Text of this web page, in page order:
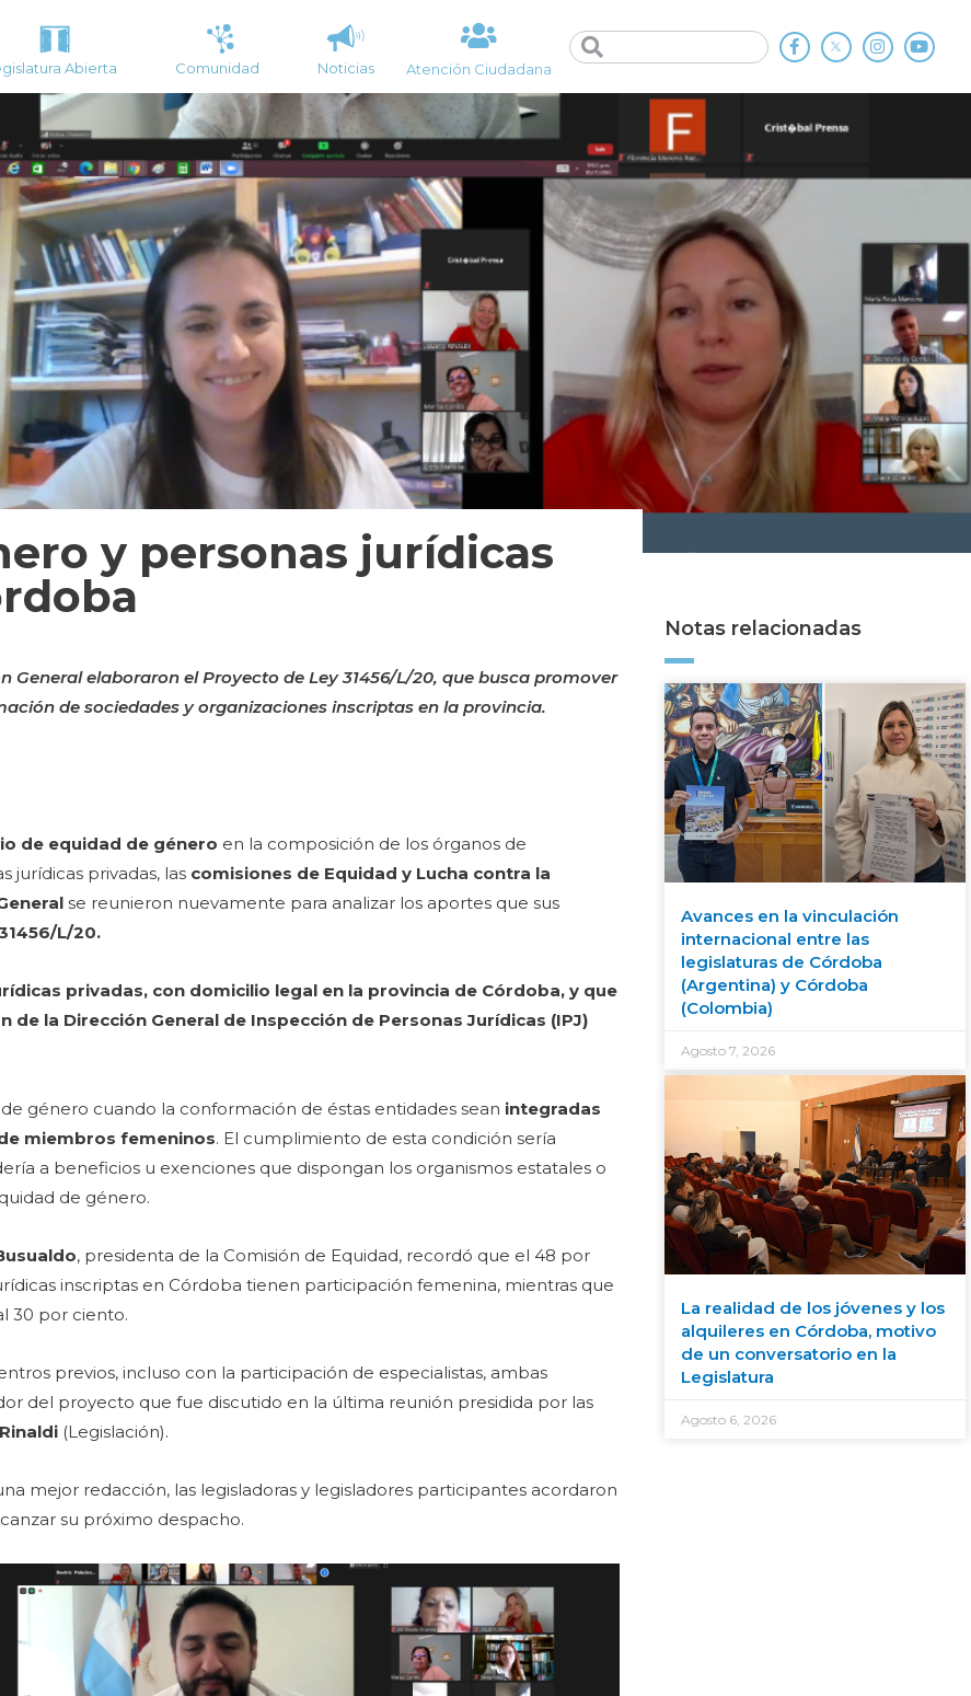
Abierta Comunidad Noticias Atención Ciudadana
y personas jurídicas
General elaboraron el Proyecto de Ley 31456/L/20, que busca promover
de sociedades y organizaciones inscriptas en la provincia.
de equidad de género en la composición de los órganos de
jurídicas privadas, las comisiones de Equidad y Lucha contra la
se reunieron nuevamente para analizar los aportes que sus
L/20.
privadas, con domicilio legal en la provincia de Córdoba, y que
de la Dirección General de Inspección de Personas Jurídicas (IPJ)
género cuando la conformación de éstas entidades sean integradas
miembros femeninos. El cumplimiento de esta condición sería
a beneficios u exenciones que dispongan los organismos estatales o
de género.
, presidenta de la Comisión de Equidad, recordó que el 48 por
inscriptas en Córdoba tienen participación femenina, mientras que
30 por ciento.
previos, incluso con la participación de especialistas, ambas
del proyecto que fue discutido en la última reunión presidida por las
(Legislación).
mejor redacción, las legisladoras y legisladores participantes acordaron
su próximo despacho.
Notas relacionadas
Avances en la vinculación
internacional entre las
legislaturas de Córdoba
(Argentina) y Córdoba
(Colombia)
Agosto 7, 2026
La realidad de los jóvenes y los
alquileres en Córdoba, motivo
de un conversatorio en la
Legislatura
Agosto 6, 2026